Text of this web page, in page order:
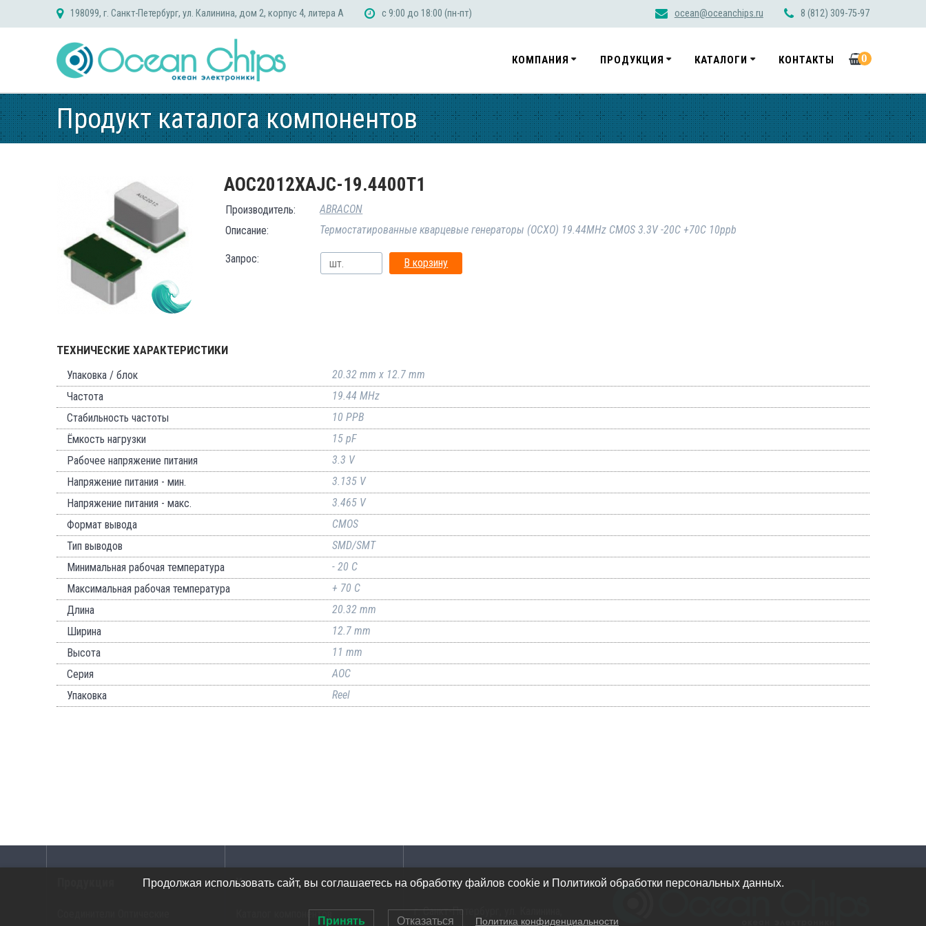
198099, г. Санкт-Петербург, ул. Калинина, дом 2, корпус 4, литера А с 9:00 до 18:00 (пн-пт) ocean@oceanchips.ru 8 (812) 309-75-97
КОМПАНИЯ ПРОДУКЦИЯ КАТАЛОГИ КОНТАКТЫ 0
Продукт каталога компонентов
AOC2012XAJC-19.4400T1
Производитель:
ABRACON
Описание:
Термостатированные кварцевые генераторы (OCXO) 19.44MHz CMOS 3.3V -20C +70C 10ppb
Запрос: В корзину
ТЕХНИЧЕСКИЕ ХАРАКТЕРИСТИКИ
Упаковка / блок
20.32 mm x 12.7 mm
Частота
19.44 MHz
Стабильность частоты
10 PPB
Ёмкость нагрузки
15 pF
Рабочее напряжение питания
3.3 V
Напряжение питания - мин.
3.135 V
Напряжение питания - макс.
3.465 V
Формат вывода
CMOS
Тип выводов
SMD/SMT
Минимальная рабочая температура
- 20 C
Максимальная рабочая температура
+ 70 C
Длина
20.32 mm
Ширина
12.7 mm
Высота
11 mm
Серия
AOC
Упаковка
Reel
Каталоги
Каталог компонентов
Адрес
г. Санкт-Петербург, ул. Калинина,
Продолжая использовать сайт, вы соглашаетесь на обработку файлов cookie и Политикой обработки персональных данных.
Принять Отказаться Политика конфиденциальности